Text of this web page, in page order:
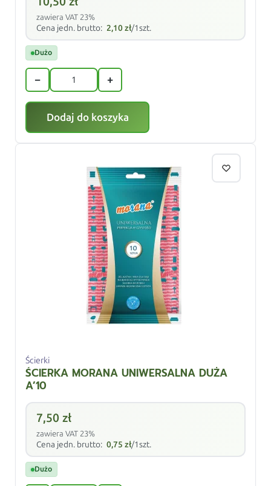
zawiera VAT 23%
Cena jedn. brutto: 2,10zł/1szt.
Dużo
− +
Dodaj do koszyka
Ścierki
ŚCIERKA MORANA UNIWERSALNA DUŻA
A’10
7,50zł
zawiera VAT 23%
Cena jedn. brutto: 0,75zł/1szt.
Dużo